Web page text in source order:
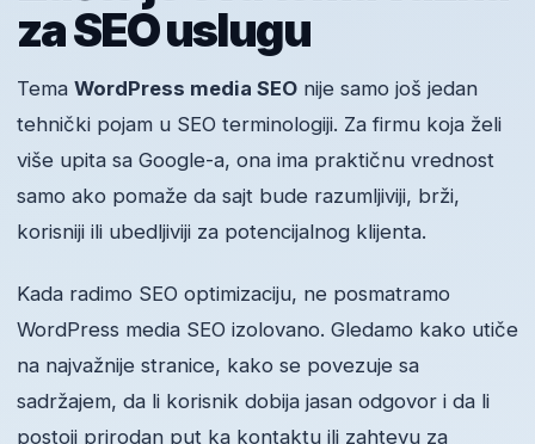
za SEO uslugu
Tema WordPress media SEO nije samo još jedan
tehnički pojam u SEO terminologiji. Za firmu koja želi
više upita sa Google-a, ona ima praktičnu vrednost
samo ako pomaže da sajt bude razumljiviji, brži,
korisniji ili ubedljiviji za potencijalnog klijenta.
Kada radimo SEO optimizaciju, ne posmatramo
WordPress media SEO izolovano. Gledamo kako utiče
na najvažnije stranice, kako se povezuje sa
sadržajem, da li korisnik dobija jasan odgovor i da li
postoji prirodan put ka kontaktu ili zahtevu za